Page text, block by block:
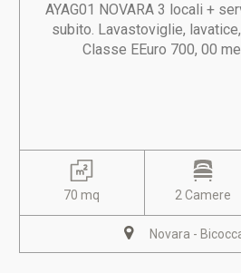
AYAG01 NOVARA 3 locali +
subito. Lavastoviglie,
Classe EEuro 700, 00
70 mq 2 Camere
Novara -